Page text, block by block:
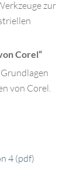
zur
Corel“
von Corel.
4 (pdf)